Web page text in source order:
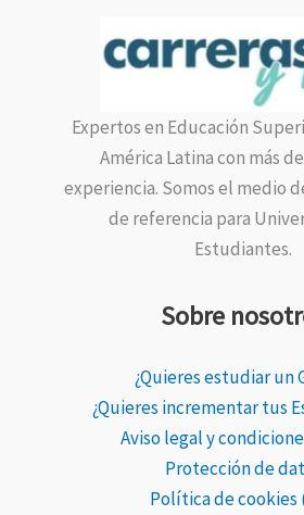
Expertos en Educación
América Latina con más
experiencia. Somos el medio
de referencia para
Estudiantes.
Sobre
¿Quieres estudiar un
¿Quieres incrementar tus
Aviso legal y
Protección de
Política de cookies